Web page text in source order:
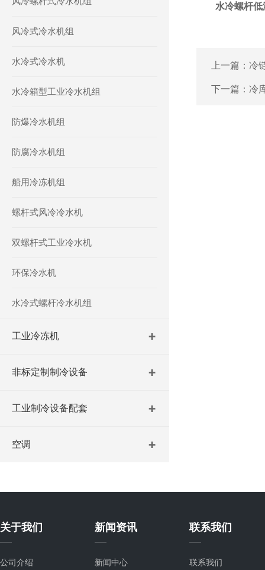
风冷式冷水机组
水冷式冷水机
水冷箱型工业冷水机组
防爆冷水机组
防腐冷水机组
船用冷冻机组
螺杆式风冷冷水机
双螺杆式工业冷水机
环保冷水机
水冷式螺杆冷水机组
工业冷冻机
非标定制制冷设备
工业制冷设备配套
空调
水冷螺杆
上一篇： 冷
下一篇： 冷
关于我们
公司介绍
新闻资讯
新闻中心
联系我们
联系我们